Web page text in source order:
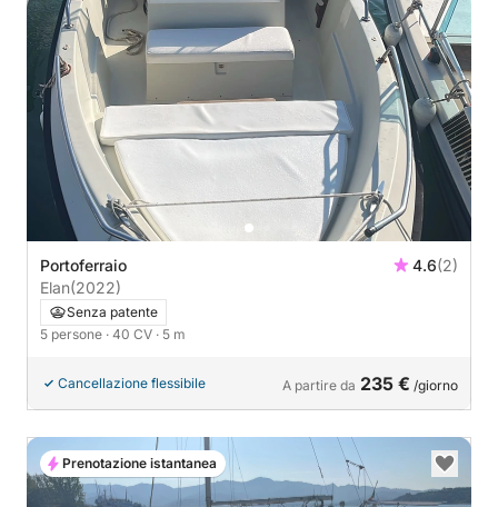
Portoferraio 4.6(2)
Elan(2022)
Senza patente
5 persone · 40 CV · 5 m
Cancellazione flessibile A partire da 235 € /giorno
Prenotazione istantanea